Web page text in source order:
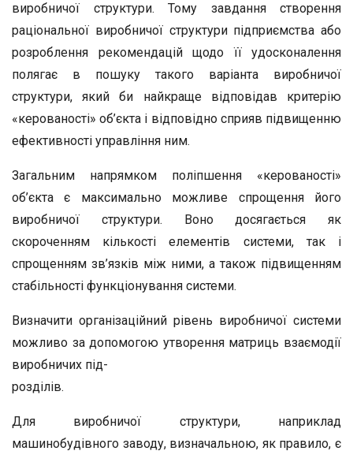
виробничої структури. Тому завдання створення
раціональної виробничої структури підприємства або
розроблення рекомендацій щодо її удосконалення
полягає в пошуку такого варіанта виробничої
структури, який би найкраще відповідав критерію
«керованості» об’єкта і відповідно сприяв підвищенню
ефективності управління ним.
Загальним напрямком поліпшення «керованості»
об’єкта є максимально можливе спрощення його
виробничої структури. Воно досягається як
скороченням кількості елементів системи, так і
спрощенням зв’язків між ними, а також підвищенням
стабільності функціонування системи.
Визначити організаційний рівень виробничої системи
можливо за допомогою утворення матриць взаємодії
виробничих під-
розділів.
Для виробничої структури, наприклад
машинобудівного заводу, визначальною, як правило, є